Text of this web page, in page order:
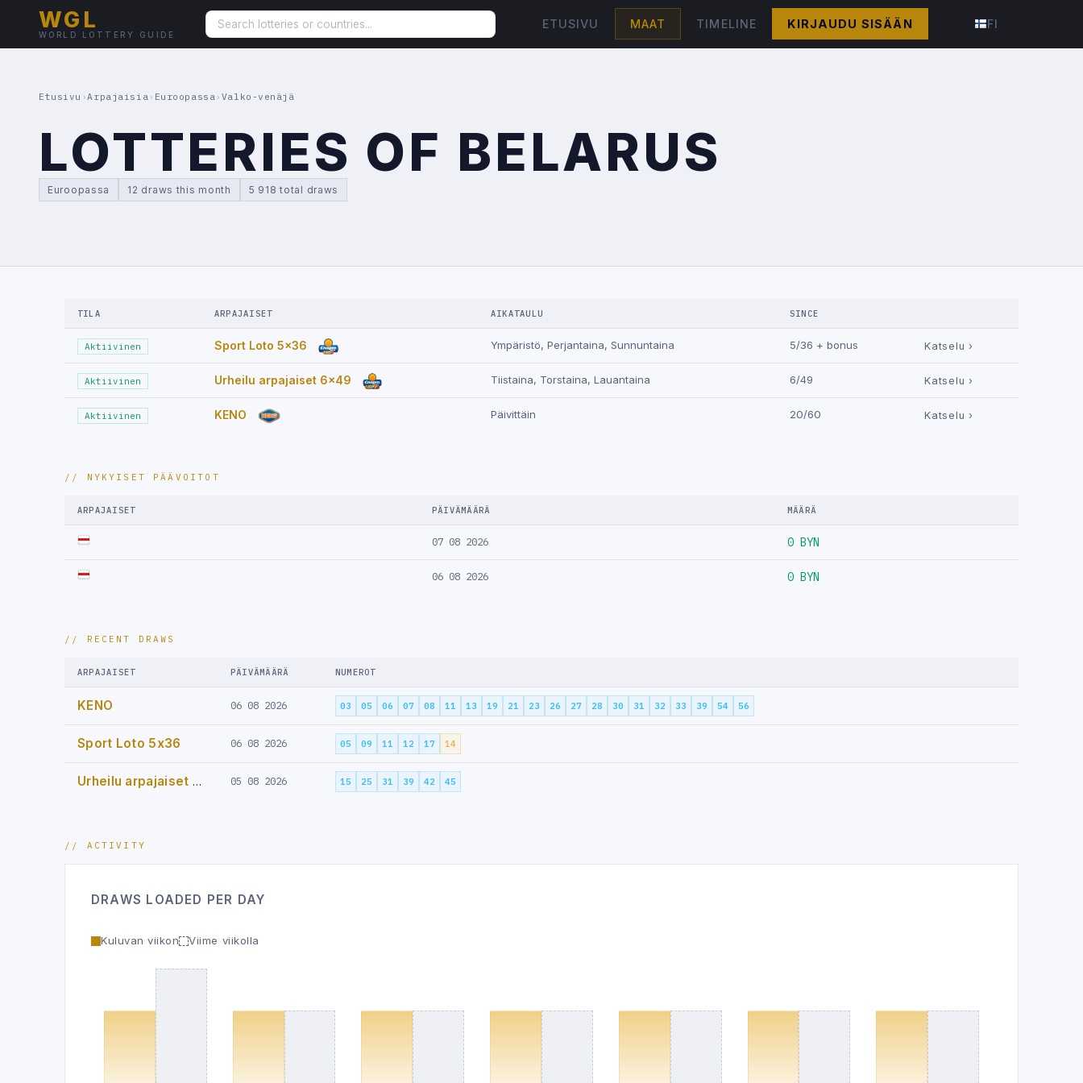
WGL
WORLD LOTTERY GUIDE
ETUSIVU MAAT TIMELINE KIRJAUDU SISÄÄN FI
Etusivu ›Arpajaisia › Euroopassa › Valko-venäjä
LOTTERIES OF BELARUS
Euroopassa 12 draws this month 5 918 total draws
TILA ARPAJAISET AIKATAULU SINCE
Aktiivinen Sport Loto 5x36 Ympäristö, Perjantaina, Sunnuntaina 5/36 + bonus Katselu ›
Aktiivinen Urheilu arpajaiset 6x49 Tiistaina, Torstaina, Lauantaina 6/49 Katselu ›
Aktiivinen KENO Päivittäin 20/60 Katselu ›
// NYKYISET PÄÄVOITOT
ARPAJAISET PÄIVÄMÄÄRÄ MÄÄRÄ
07 08 2026 0 BYN
06 08 2026 0 BYN
// RECENT DRAWS
ARPAJAISET PÄIVÄMÄÄRÄ NUMEROT
KENO 06 08 2026 03 05 06 07 08 11 13 19 21 23 26 27 28 30 31 32 33 39 54 56
Sport Loto 5x36 06 08 2026 05 09 11 12 17 14
Urheilu arpajaiset 6x49 05 08 2026 15 25 31 39 42 45
// ACTIVITY
DRAWS LOADED PER DAY
Kuluvan viikon Viime viikolla